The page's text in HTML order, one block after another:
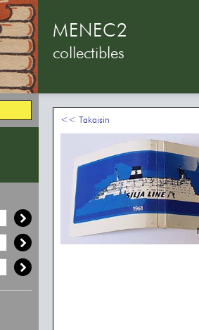
MENEC2
collectibles
<< Takaisin